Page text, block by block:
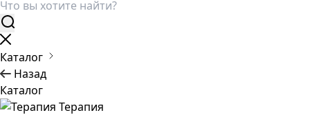
Каталог
Назад
Каталог
Терапия